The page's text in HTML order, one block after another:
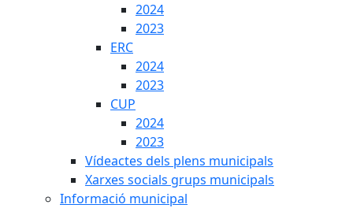
2024
2023
ERC
2024
2023
CUP
2024
2023
Vídeactes dels plens municipals
Xarxes socials grups municipals
Informació municipal